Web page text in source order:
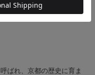
ばれ、京都の歴史に育ま